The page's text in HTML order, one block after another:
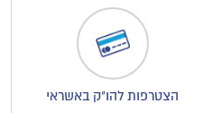
הצטרפות להו"ק באשראי